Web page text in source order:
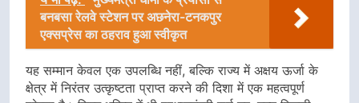
बनबसा रेलवे स्टेशन पर अछनेरा-टनकपुर
एक्सप्रेस का ठहराव हुआ स्वीकृत
यह सम्मान केवल एक उपलब्धि नहीं, बल्कि राज्य में अक्षय ऊर्जा के
क्षेत्र में निरंतर उत्कृष्टता प्राप्त करने की दिशा में एक महत्वपूर्ण